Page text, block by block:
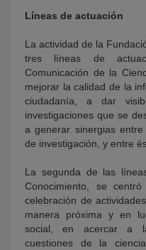
Líneas de actuación
La actividad de la
tres líneas de
Comunicación de la
mejorar la calidad de la
ciudadanía, a dar
investigaciones que se
a generar sinergias
de investigación, y entre
La segunda de las
Conocimiento, se
celebración de
manera próxima y en
social, en acercar a
cuestiones de la